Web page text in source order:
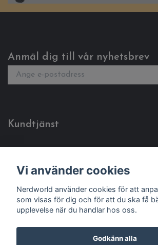
Anmäl dig till vår nyhetsbrev
Kundtjänst
Sociala medier
Vi använder cookies
Nerdworld använder cookies för att
som visas för dig och för att du ska få
upplevelse när du handlar hos oss.
Godkänn alla